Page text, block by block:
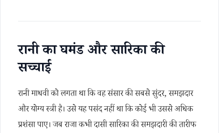
रानी का घमंड और सारिका की
सच्चाई
रानी माधवी को लगता था कि वह संसार की सबसे सुंदर, समझदार
और योग्य स्त्री है। उसे यह पसंद नहीं था कि कोई भी उससे अधिक
प्रशंसा पाए। जब राजा कभी दासी सारिका की समझदारी की तारीफ